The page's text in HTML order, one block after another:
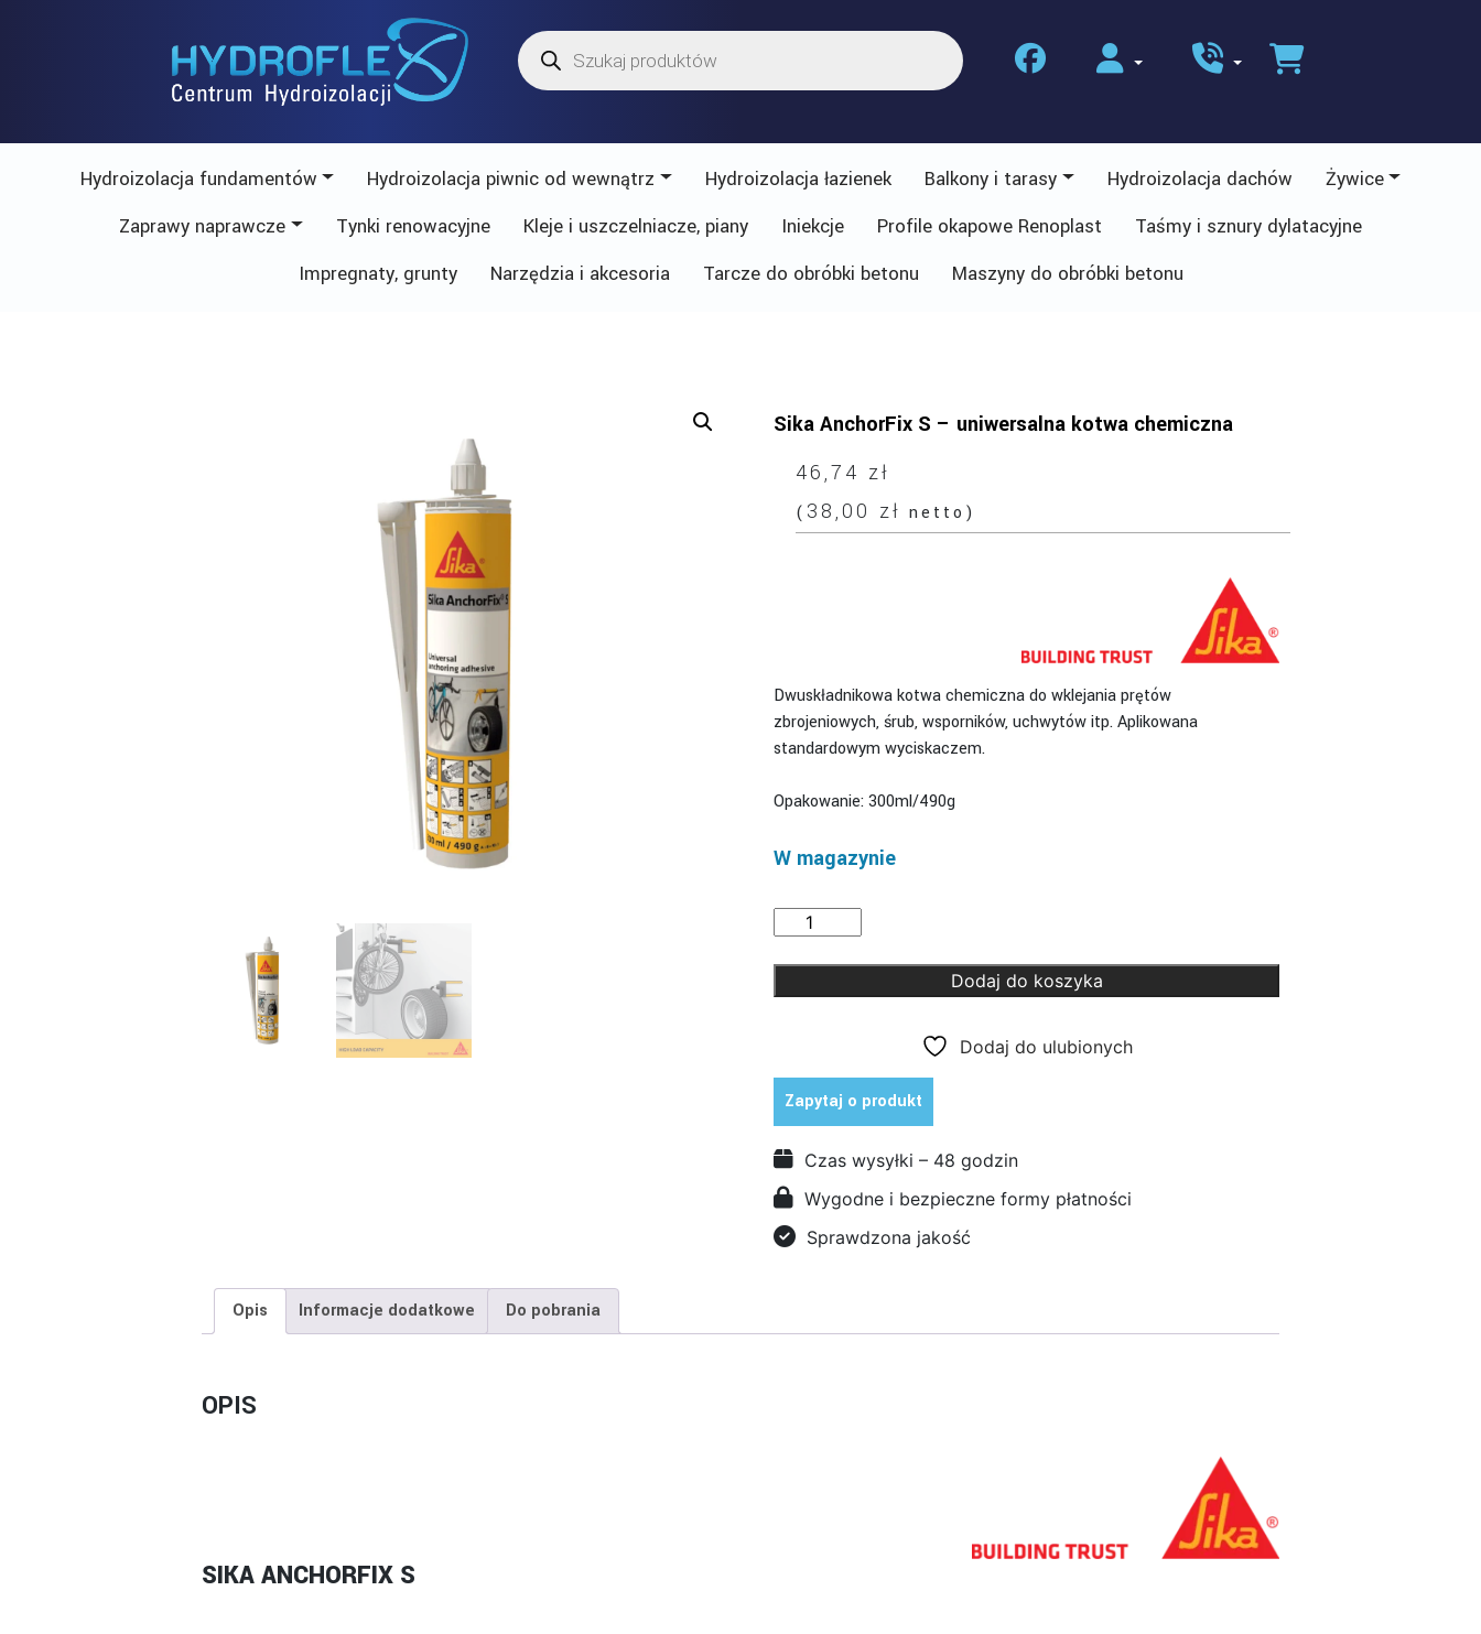
Wyszukiwarka
produktów
Hydroizolacja fundamentów Hydroizolacja piwnic od wewnątrz Hydroizolacja łazienek Balkony i tarasy Hydroizolacja dachów
Żywice
Zaprawy naprawcze
Tynki renowacyjne Kleje i uszczelniacze, piany Iniekcje Profile okapowe Renoplast
Taśmy i sznury dylatacyjne
Impregnaty, grunty
Narzędzia i akcesoria Tarcze do obróbki betonu Maszyny do obróbki betonu
Sika AnchorFix S – uniwersalna kotwa chemiczna
46,74 zł
( 38,00 zł netto)
Dwuskładnikowa kotwa chemiczna do wklejania prętów
zbrojeniowych, śrub, wsporników, uchwytów itp. Aplikowana
standardowym wyciskaczem.
Opakowanie: 300ml/490g
W magazynie
ilość
AnchorFix
S
kotwa
chemiczna
Dodaj do koszyka
Dodaj do ulubionych
Zapytaj o produkt
Czas wysyłki – 48 godzin
Wygodne i bezpieczne formy płatności
Sprawdzona jakość
Opis Informacje dodatkowe Do pobrania
OPIS
SIKA ANCHORFIX S